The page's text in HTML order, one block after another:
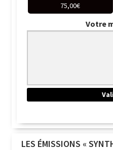
75,00€
Votre
LES ÉMISSIONS «